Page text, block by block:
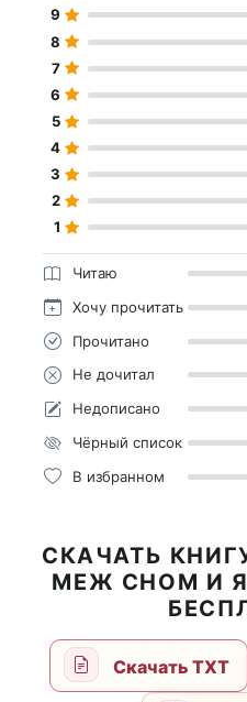
9
8
7
6
5
4
3
2
1
Читаю
Хочу прочитать
Прочитано
Не дочитал
Недописано
Чёрный список
В избранном
СКАЧАТЬ
МЕЖ СНОМ И
Скачать TXT